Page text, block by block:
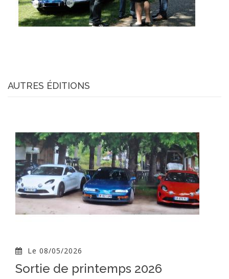
AUTRES ÉDITIONS
Le 08/05/2026
Sortie de printemps 2026